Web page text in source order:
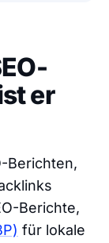
er
Berichten,
Berichte,
für lokale